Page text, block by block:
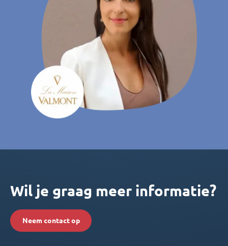
Wil je graag meer informatie?
Neem contact op